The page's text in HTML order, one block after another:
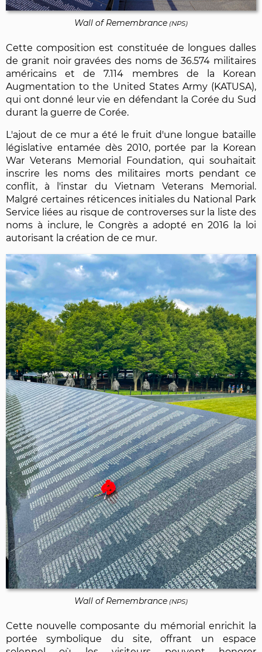
Wall of Remembrance (NPS)
Cette composition est constituée de longues dalles
de granit noir gravées des noms de 36.574 militaires
américains et de 7.114 membres de la Korean
Augmentation to the United States Army (KATUSA),
qui ont donné leur vie en défendant la Corée du Sud
durant la guerre de Corée.
L'ajout de ce mur a été le fruit d'une longue bataille
législative entamée dès 2010, portée par la Korean
War Veterans Memorial Foundation, qui souhaitait
inscrire les noms des militaires morts pendant ce
conflit, à l'instar du Vietnam Veterans Memorial.
Malgré certaines réticences initiales du National Park
Service liées au risque de controverses sur la liste des
noms à inclure, le Congrès a adopté en 2016 la loi
autorisant la création de ce mur.
Wall of Remembrance (NPS)
Cette nouvelle composante du mémorial enrichit la
portée symbolique du site, offrant un espace